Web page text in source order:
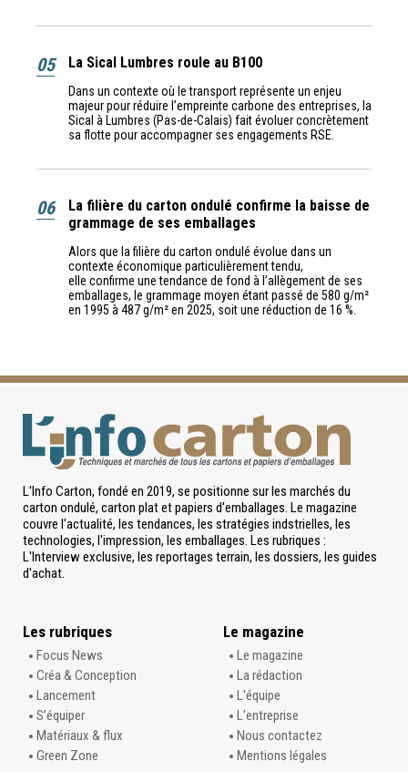
05 La Sical Lumbres roule au B100
Dans un contexte où le transport représente un enjeu
majeur pour réduire l’empreinte carbone des entreprises, la
Sical à Lumbres (Pas-de-Calais) fait évoluer concrètement
sa flotte pour accompagner ses engagements RSE.
06
La filière du carton ondulé confirme la baisse de
grammage de ses emballages
Alors que la filière du carton ondulé évolue dans un
contexte économique particulièrement tendu,
elle confirme une tendance de fond à l’allègement de ses
emballages, le grammage moyen étant passé de 580 g/m²
en 1995 à 487 g/m² en 2025, soit une réduction de 16 %.
L'Info Carton, fondé en 2019, se positionne sur les marchés du
carton ondulé, carton plat et papiers d'emballages. Le magazine
couvre l'actualité, les tendances, les stratégies indstrielles, les
technologies, l'impression, les emballages. Les rubriques :
L'Interview exclusive, les reportages terrain, les dossiers, les guides
d'achat.
Les rubriques
Focus News
Créa & Conception
Lancement
S’équiper
Matériaux & flux
Green Zone
Le magazine
Le magazine
La rédaction
L'équipe
L'entreprise
Nous contactez
Mentions légales